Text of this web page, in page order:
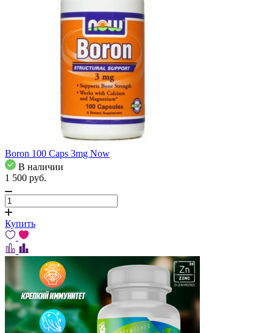
Boron 100 Caps 3mg Now
В наличии
1 500 pуб.
Купить